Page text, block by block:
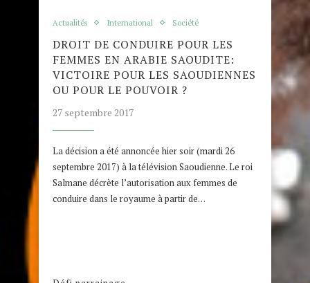
Actualités International Société
DROIT DE CONDUIRE POUR LES
FEMMES EN ARABIE SAOUDITE:
VICTOIRE POUR LES SAOUDIENNES
OU POUR LE POUVOIR ?
27 septembre 2017
La décision a été annoncée hier soir (mardi 26
septembre 2017) à la télévision Saoudienne. Le roi
Salmane décrète l’autorisation aux femmes de
conduire dans le royaume à partir de…